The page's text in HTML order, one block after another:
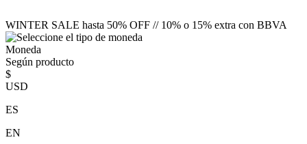
WINTER SALE hasta 50% OFF // 10% o 15% extra con BBVA
Moneda
Según producto
$
USD
ES
EN